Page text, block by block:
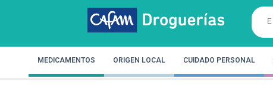
MEDICAMENTOS ORIGEN LOCAL CUIDADO PERSONAL